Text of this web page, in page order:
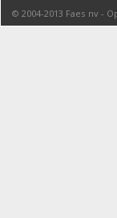
© 2004-2013 Faes nv -